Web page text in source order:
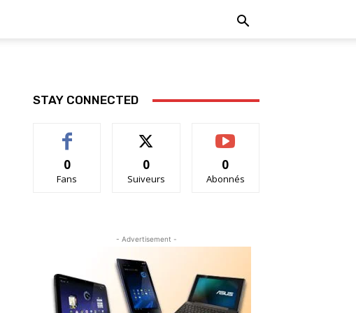
STAY CONNECTED
0
Fans
0
Suiveurs
0
Abonnés
- Advertisement -